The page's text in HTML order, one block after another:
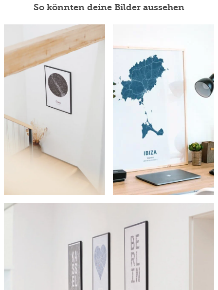
So könnten deine Bilder aussehen